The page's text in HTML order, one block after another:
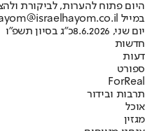
היום פתוח להערות, לביקורת
במייל hayom@israelhayom.co.il.
יום שני, 8.6.2026
כ"ג בסיון תשפ"ו
חדשות
דעות
ספורט
ForReal
תרבות ובידור
אוכל
מגזין